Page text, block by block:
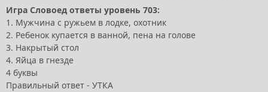
Игра Словоед ответы уровень 703:
1. Мужчина с ружьем в лодке, охотник
2. Ребенок купается в ванной, пена на голове
3. Накрытый стол
4. Яйца в гнезде
4 буквы
Правильный ответ - УТКА